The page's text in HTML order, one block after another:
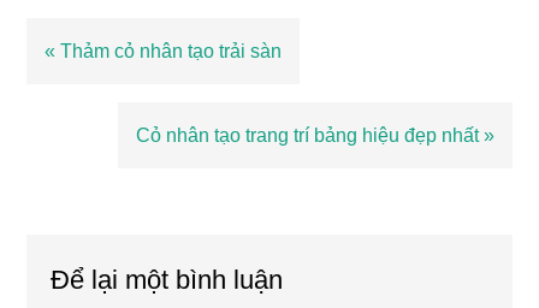
Bài
« Thảm cỏ nhân tạo trải sàn
Bài
Cỏ nhân tạo trang trí bảng hiệu đẹp nhất »
Để lại một bình luận